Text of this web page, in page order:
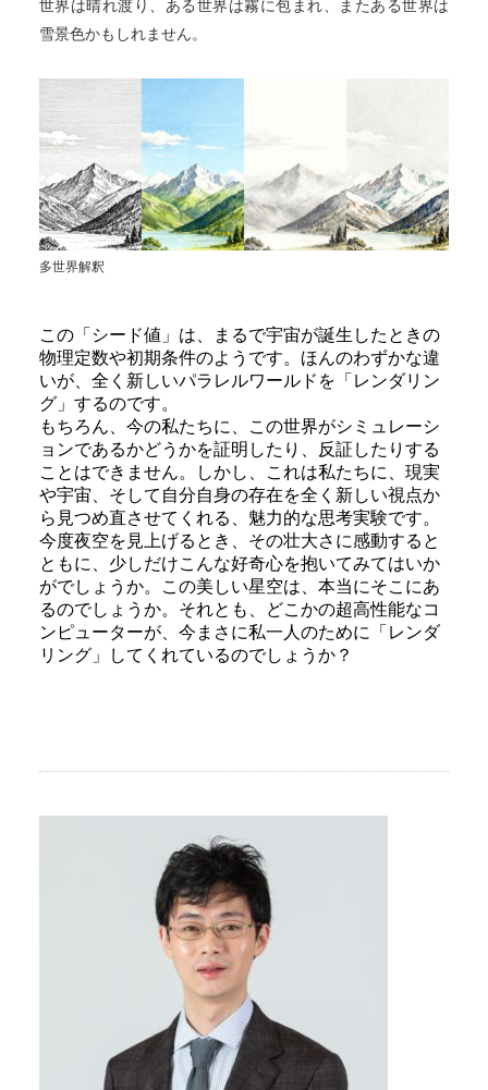
世界は晴れ渡り、ある世界は霧に包まれ、またある世界は
雪景色かもしれません。
多世界解釈
この「シード値」は、まるで宇宙が誕生したときの
物理定数や初期条件のようです。ほんのわずかな違
いが、全く新しいパラレルワールドを「レンダリン
グ」するのです。
もちろん、今の私たちに、この世界がシミュレーシ
ョンであるかどうかを証明したり、反証したりする
ことはできません。しかし、これは私たちに、現実
や宇宙、そして自分自身の存在を全く新しい視点か
ら見つめ直させてくれる、魅力的な思考実験です。
今度夜空を見上げるとき、その壮大さに感動すると
ともに、少しだけこんな好奇心を抱いてみてはいか
がでしょうか。この美しい星空は、本当にそこにあ
るのでしょうか。それとも、どこかの超高性能なコ
ンピューターが、今まさに私一人のために「レンダ
リング」してくれているのでしょうか？